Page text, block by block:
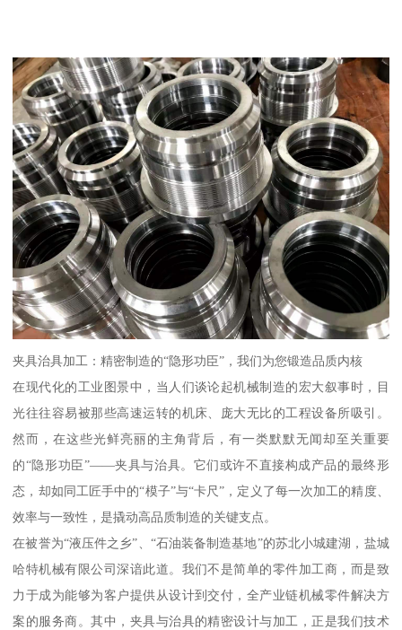
夹具治具加工：精密制造的“隐形功臣”，我们为您锻造品质内核
在现代化的工业图景中，当人们谈论起机械制造的宏大叙事时，目
光往往容易被那些高速运转的机床、庞大无比的工程设备所吸引。
然而，在这些光鲜亮丽的主角背后，有一类默默无闻却至关重要
的“隐形功臣”——夹具与治具。它们或许不直接构成产品的最终形
态，却如同工匠手中的“模子”与“卡尺”，定义了每一次加工的精度、
效率与一致性，是撬动高品质制造的关键支点。
在被誉为“液压件之乡”、“石油装备制造基地”的苏北小城建湖，盐城
哈特机械有限公司深谙此道。我们不是简单的零件加工商，而是致
力于成为能够为客户提供从设计到交付，全产业链机械零件解决方
案的服务商。其中，夹具与治具的精密设计与加工，正是我们技术